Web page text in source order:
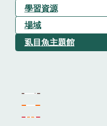
學習資源
場域
虱目魚主題館